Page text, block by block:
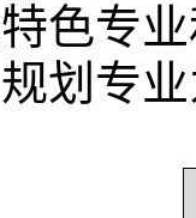
色专
划专